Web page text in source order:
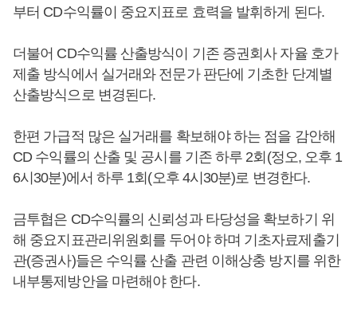
부터 CD수익률이 중요지표로 효력을 발휘하게 된다.
더불어 CD수익률 산출방식이 기존 증권회사 자율 호가
제출 방식에서 실거래와 전문가 판단에 기초한 단계별
산출방식으로 변경된다.
한편 가급적 많은 실거래를 확보해야 하는 점을 감안해
CD 수익률의 산출 및 공시를 기존 하루 2회(정오, 오후 1
6시30분)에서 하루 1회(오후 4시30분)로 변경한다.
금투협은 CD수익률의 신뢰성과 타당성을 확보하기 위
해 중요지표관리위원회를 두어야 하며 기초자료제출기
관(증권사)들은 수익률 산출 관련 이해상충 방지를 위한
내부통제방안을 마련해야 한다.